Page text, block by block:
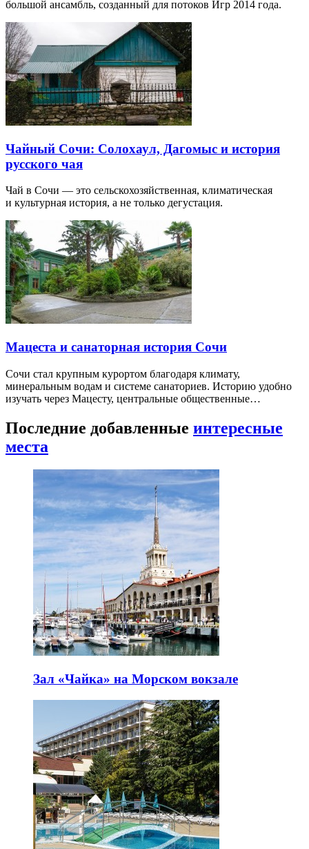
большой ансамбль, созданный для потоков Игр 2014 года.
Чайный Сочи: Солохаул, Дагомыс и история
русского чая
Чай в Сочи — это сельскохозяйственная, климатическая
и культурная история, а не только дегустация.
Мацеста и санаторная история Сочи
Сочи стал крупным курортом благодаря климату,
минеральным водам и системе санаториев. Историю удобно
изучать через Мацесту, центральные общественные…
Последние добавленные интересные
места
Зал «Чайка» на Морском вокзале